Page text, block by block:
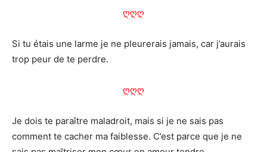
ღღღ
Si tu étais une larme je ne pleurerais jamais, car j’aurais
trop peur de te perdre.
ღღღ
Je dois te paraître maladroit, mais si je ne sais pas
comment te cacher ma faiblesse. C’est parce que je ne